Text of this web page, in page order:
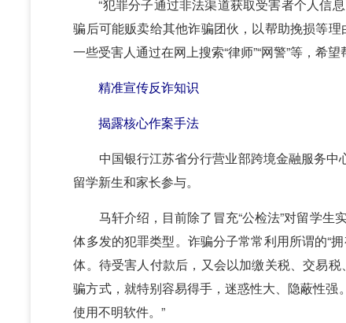
“犯罪分子通过非法渠道获取受害者个人信
骗后可能贩卖给其他诈骗团伙，以帮助挽损等
一些受害人通过在网上搜索“律师”“网警”等，希
精准宣传反诈知识
揭露核心作案手法
中国银行江苏省分行营业部跨境金融服务中
留学新生和家长参与。
马轩介绍，目前除了冒充“公检法”对留学生
体多发的犯罪类型。诈骗分子常常利用所谓的“
体。待受害人付款后，又会以加缴关税、交易
骗方式，就特别容易得手，迷惑性大、隐蔽性
使用不明软件。”